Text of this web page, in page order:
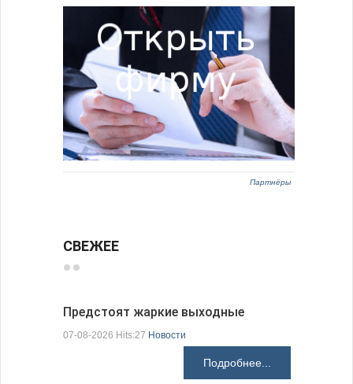
Партнёры
СВЕЖЕЕ
Предстоят жаркие выходные
07-08-2026 Hits:27 Новости
Подробнее...